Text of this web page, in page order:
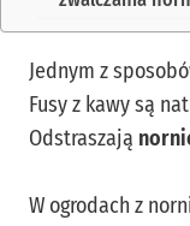
Jednym z
Fusy z kawy są
Odstraszają
W ogrodach z